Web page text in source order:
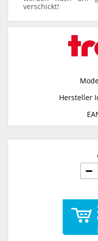
verschickt!
Hersteller